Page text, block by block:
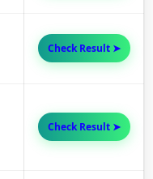
Check Result ➤
Check Result ➤